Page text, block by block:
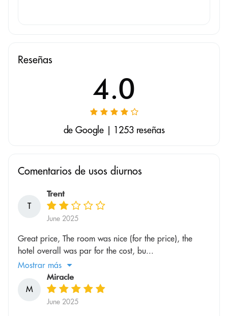
Reseñas
4.0
de Google | 1253 reseñas
Comentarios de usos diurnos
T
Trent
June 2025
Great price, The room was nice (for the price), the
hotel overall was par for the cost, bu...
Mostrar más
M
Miracle
June 2025